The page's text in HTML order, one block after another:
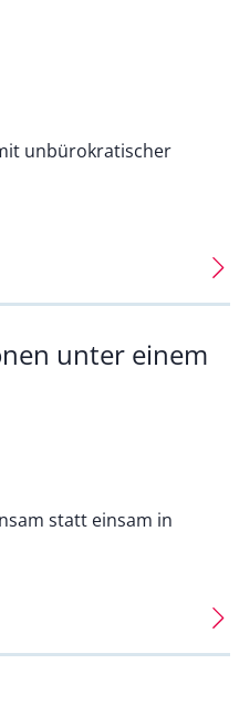
unbürokratischer
unter einem
statt einsam in